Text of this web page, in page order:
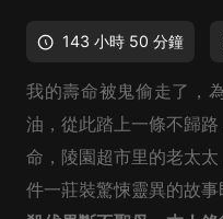
143 小時 50 分鐘
我的壽命被鬼偷走了，
油，從此踏上一條不歸
命，陵園超市里的老太
件一莊裝驚悚靈異的故事